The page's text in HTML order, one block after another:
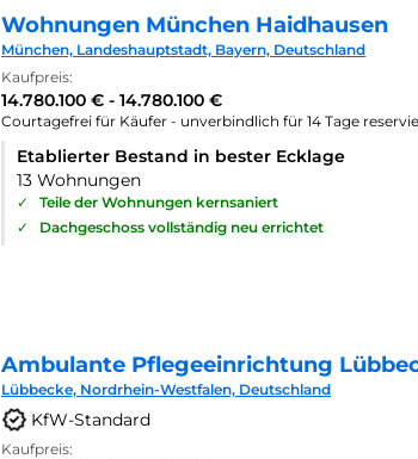
Wohnungen München Haidhausen
München, Landeshauptstadt, Bayern, Deutschland
Kaufpreis:
14.780.100 € - 14.780.100 €
Courtagefrei für Käufer - unverbindlich für 14 Tage
Etablierter Bestand in bester Ecklage
13 Wohnungen
✓
Teile der Wohnungen kernsaniert
✓
Dachgeschoss vollständig neu errichtet
Ambulante Pflegeeinrichtung
Lübbecke, Nordrhein-Westfalen, Deutschland
KfW-Standard
Kaufpreis: